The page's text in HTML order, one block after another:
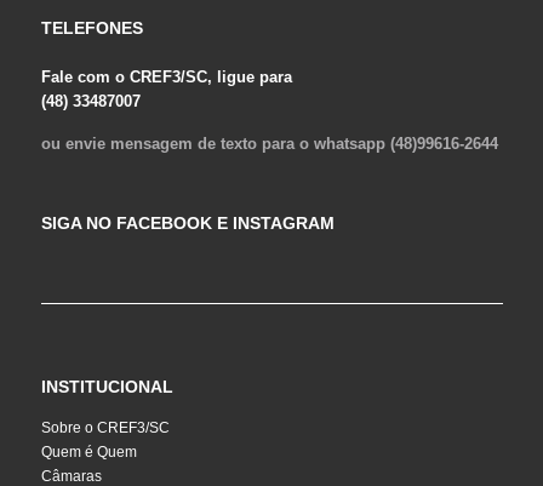
TELEFONES
Fale com o CREF3/SC, ligue para
(48) 33487007
ou envie mensagem de texto para o whatsapp (48)99616-2644
SIGA NO FACEBOOK E INSTAGRAM
INSTITUCIONAL
Sobre o CREF3/SC
Quem é Quem
Câmaras